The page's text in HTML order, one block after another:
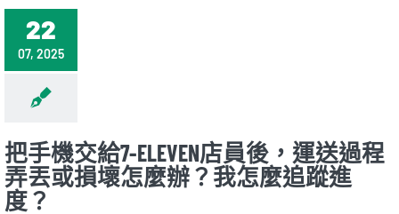
22
07, 2025
把手機交給7-ELEVEN店員後，運送過程
弄丟或損壞怎麼辦？我怎麼追蹤進
度？